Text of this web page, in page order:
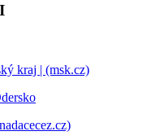
kraj | (msk.cz)